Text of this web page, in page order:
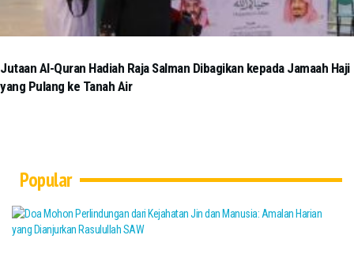
Jutaan Al-Quran Hadiah Raja Salman Dibagikan kepada Jamaah Haji
yang Pulang ke Tanah Air
Popular